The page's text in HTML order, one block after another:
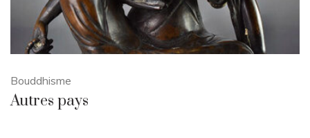
Bouddhisme
Autres pays